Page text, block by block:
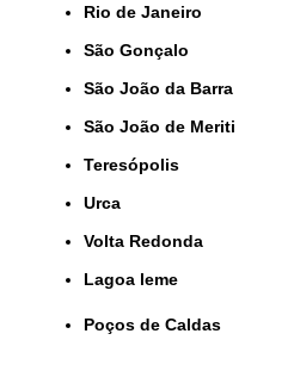
Rio de Janeiro
São Gonçalo
São João da Barra
São João de Meriti
Teresópolis
Urca
Volta Redonda
lagoa leme
Poços de Caldas